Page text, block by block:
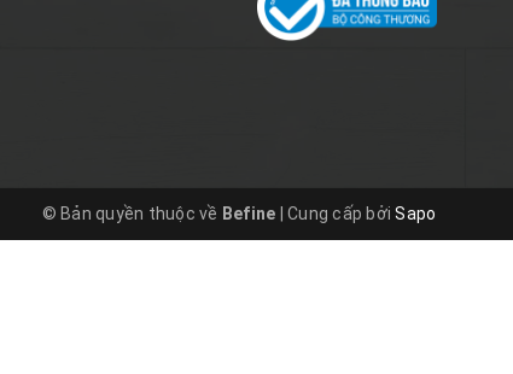
© Bản quyền thuộc về Befine Cung cấp bởiSapo